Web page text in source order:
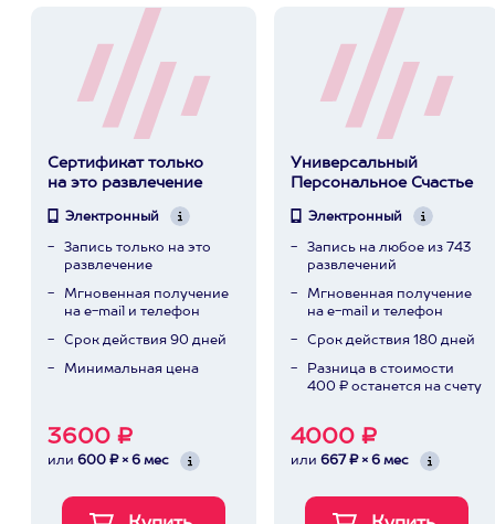
Сертификат только
на это развлечение
Электронный
Запись только на это
развлечение
Мгновенная получение
на e-mail и телефон
Срок действия 90 дней
Минимальная цена
3600 ₽
или 600 ₽ × 6 мес
Универсальный
Персональное Счастье
Электронный
Запись на любое из 743
развлечений
Мгновенная получение
на e-mail и телефон
Срок действия 180 дней
Разница в стоимости
400 ₽ останется на счету
4000 ₽
или 667 ₽ × 6 мес